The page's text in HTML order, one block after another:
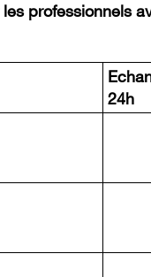
professionnels
24h